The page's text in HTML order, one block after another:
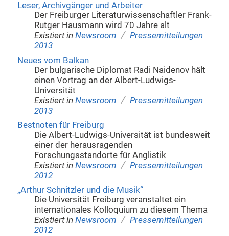
Leser, Archivgänger und Arbeiter
Der Freiburger Literaturwissenschaftler Frank-
Rutger Hausmann wird 70 Jahre alt
Existiert in Newsroom / Pressemitteilungen
2013
Neues vom Balkan
Der bulgarische Diplomat Radi Naidenov hält
einen Vortrag an der Albert-Ludwigs-
Universität
Existiert in Newsroom / Pressemitteilungen
2013
Bestnoten für Freiburg
Die Albert-Ludwigs-Universität ist bundesweit
einer der herausragenden
Forschungsstandorte für Anglistik
Existiert in Newsroom / Pressemitteilungen
2012
„Arthur Schnitzler und die Musik“
Die Universität Freiburg veranstaltet ein
internationales Kolloquium zu diesem Thema
Existiert in Newsroom / Pressemitteilungen
2012